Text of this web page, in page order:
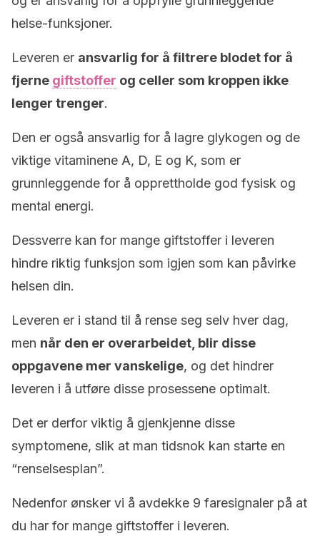
helse-funksjoner.
Leveren er ansvarlig for å filtrere blodet for å
fjerne giftstoffer og celler som kroppen ikke
lenger trenger.
Den er også ansvarlig for å lagre glykogen og de
viktige vitaminene A, D, E og K, som er
grunnleggende for å opprettholde god fysisk og
mental energi.
Dessverre kan for mange giftstoffer i leveren
hindre riktig funksjon som igjen som kan påvirke
helsen din.
Leveren er i stand til å rense seg selv hver dag,
men når den er overarbeidet, blir disse
oppgavene mer vanskelige, og det hindrer
leveren i å utføre disse prosessene optimalt.
Det er derfor viktig å gjenkjenne disse
symptomene, slik at man tidsnok kan starte en
“renselsesplan”.
Nedenfor ønsker vi å avdekke 9 faresignaler på at
du har for mange giftstoffer i leveren.